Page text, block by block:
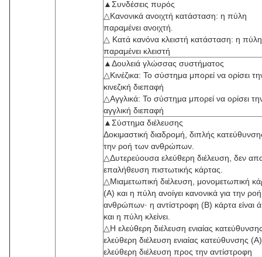
▲Συνδέσεις πυρός
△Κανονικά ανοιχτή κατάσταση: η πύλη
παραμένει ανοιχτή.
△ Κατά κανόνα κλειστή κατάσταση: η πύλη
παραμένει κλειστή
▲Δουλειά γλώσσας συστήματος
△Κινέζικα: Το σύστημα μπορεί να ορίσει
κινεζική διεπαφή
△Αγγλικά: Το σύστημα μπορεί να ορίσει
αγγλική διεπαφή
▲Σύστημα διέλευσης
Δοκιμαστική διαδρομή, διπλής
την ροή των ανθρώπων.
△Δυτερεύουσα ελεύθερη διέλευση, δεν
επαλήθευση πιστωτικής κάρτας.
△Μιαμετωπική διέλευση, μονομετωπική
(Α) και η πύλη ανοίγει κανονικά για την ροή
ανθρώπων· η αντίστροφη (Β) κάρτα είναι
και η πύλη κλείνει.
△Η ελεύθερη διέλευση ενιαίας
ελεύθερη διέλευση ενιαίας κατεύθυνσης
ελεύθερη διέλευση προς την αντίστροφη